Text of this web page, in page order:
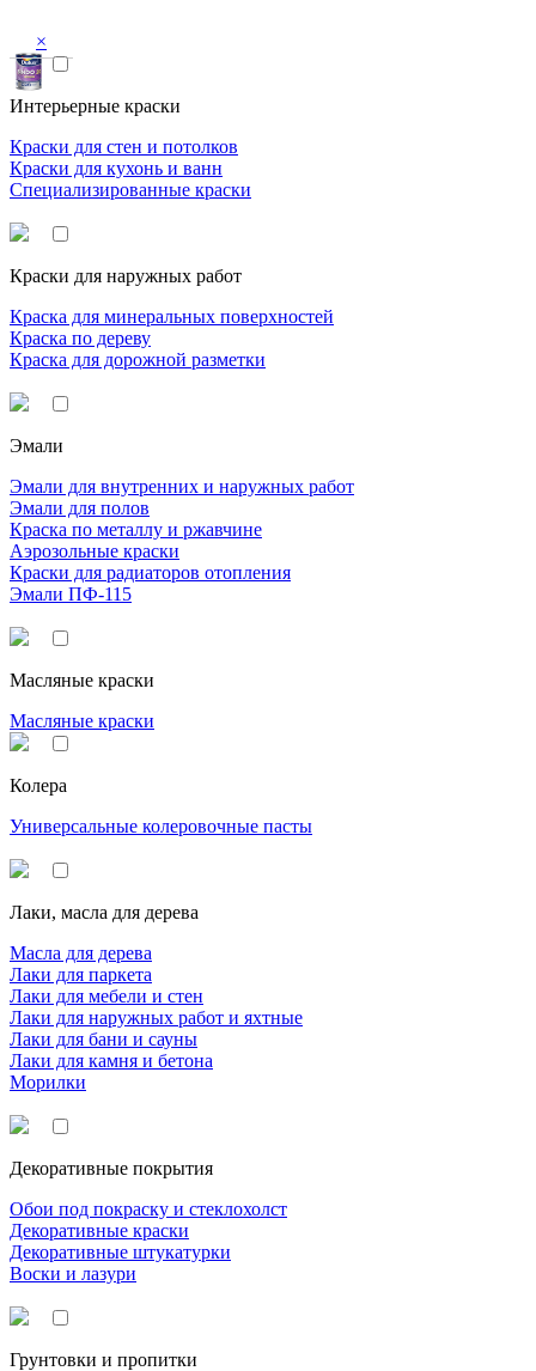
×
Интерьерные краски
Краски для стен и потолков
Краски для кухонь и ванн
Специализированные краски
Краски для наружных работ
Краска для минеральных поверхностей
Краска по дереву
Краска для дорожной разметки
Эмали
Эмали для внутренних и наружных работ
Эмали для полов
Краска по металлу и ржавчине
Аэрозольные краски
Краски для радиаторов отопления
Эмали ПФ-115
Масляные краски
Масляные краски
Колера
Универсальные колеровочные пасты
Лаки, масла для дерева
Масла для дерева
Лаки для паркета
Лаки для мебели и стен
Лаки для наружных работ и яхтные
Лаки для бани и сауны
Лаки для камня и бетона
Морилки
Декоративные покрытия
Обои под покраску и стеклохолст
Декоративные краски
Декоративные штукатурки
Воски и лазури
Грунтовки и пропитки